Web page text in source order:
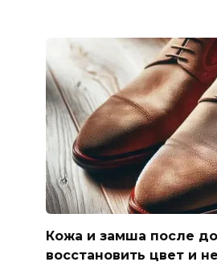
Кожа и замша после
восстановить цвет и